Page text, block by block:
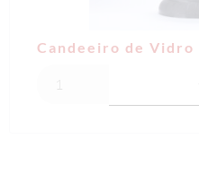
Candeeiro de Vidro